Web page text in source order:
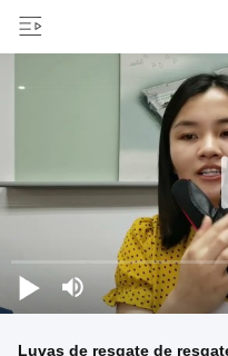
Luvas de resgate de